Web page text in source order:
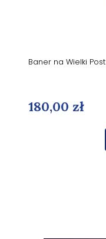
Baner na Wielki Post
180,00 zł